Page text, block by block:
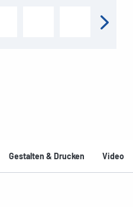
Gestalten & Drucken Video